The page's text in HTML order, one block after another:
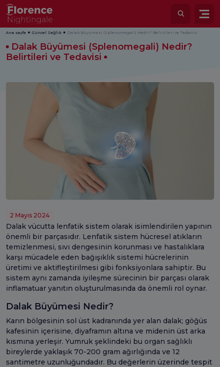
Ana sayfa Güncel Sağlık Dalak Büyümesi (Splenomegali) Nedir? Belirtileri ve Tedavisi
Dalak Büyümesi (Splenomegali) Nedir?
Belirtileri ve Tedavisi
2 Mayıs 2024
Dalak vücutta lenfatik sistem olarak isimlendirilen yapının
önemli bir parçasıdır. Lenfatik sistem hücresel atıkların
temizlenmesi, sıvı dengesinin korunması ve hastalıklara
karşı mücadele eden bağışıklık sistemi hücrelerinin
üretimi ve aktifleştirilmesi gibi fonksiyonlara sahiptir. Bu
sistem aynı zamanda iyileşme sürecinin bir parçası olarak
inflamatuar yanıtın oluşturulmasında da önemli rol oynar.
Dalak Büyümesi Nedir?
Karın bölgesinin sol üst kadranında yer alan dalak; göğüs
kafesinin içerisine, diyaframın altına ve midenin üst arka
kısmına yerleşir. Yumruk şeklindeki bu organ sağlıklı
bireylerde yaklaşık 70-200 gram ağırlığında ve 12
santimetre uzunluğundadır. Bu değerlerin üzerinde tespit